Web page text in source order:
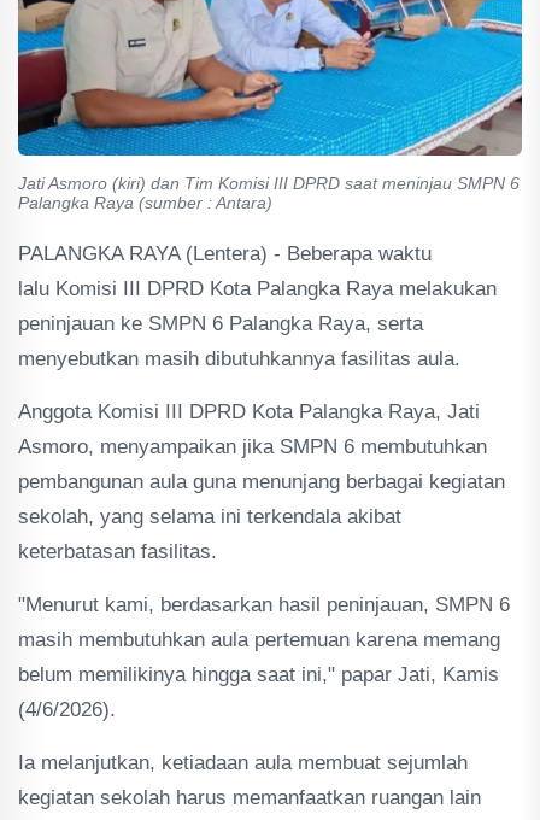
Jati Asmoro (kiri) dan Tim Komisi III DPRD saat meninjau SMPN 6
Palangka Raya (sumber : Antara)
PALANGKA RAYA (Lentera) - Beberapa waktu
lalu Komisi III DPRD Kota Palangka Raya melakukan
peninjauan ke SMPN 6 Palangka Raya, serta
menyebutkan masih dibutuhkannya fasilitas aula.
Anggota Komisi III DPRD Kota Palangka Raya, Jati
Asmoro, menyampaikan jika SMPN 6 membutuhkan
pembangunan aula guna menunjang berbagai kegiatan
sekolah, yang selama ini terkendala akibat
keterbatasan fasilitas.
"Menurut kami, berdasarkan hasil peninjauan, SMPN 6
masih membutuhkan aula pertemuan karena memang
belum memilikinya hingga saat ini," papar Jati, Kamis
(4/6/2026).
Ia melanjutkan, ketiadaan aula membuat sejumlah
kegiatan sekolah harus memanfaatkan ruangan lain